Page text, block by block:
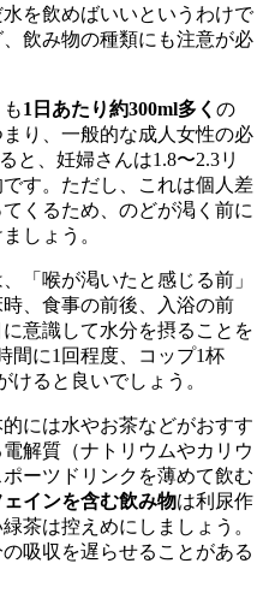
を飲めばいいというわけで
飲み物の種類にも注意が必
1日あたり約300ml多く の
り、一般的な成人女性の必
と、妊婦さんは1.8〜2.3リ
す。ただし、これは個人差
くるため、のどが渇く前に
しょう。
「喉が渇いたと感じる前」
、食事の前後、入浴の前
意識して水分を摂ることを
間に1回程度、コップ1杯
けると良いでしょう。
には水やお茶などがおすす
解質（ナトリウムやカリウ
ーツドリンクを薄めて飲む
ェインを含む飲み物は利尿作
茶は控えめにしましょう。
吸収を遅らせることがある